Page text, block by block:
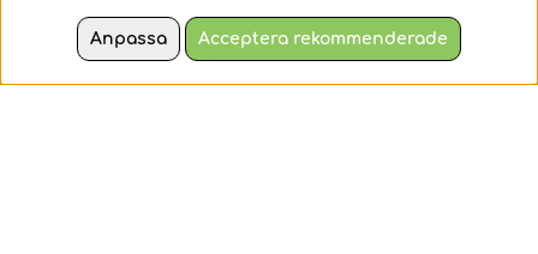
- Integritetspolicy
- Leveransinfo
Anpassa Acceptera rekommenderade